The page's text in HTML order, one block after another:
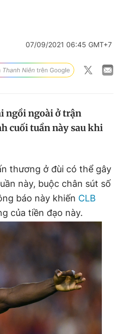
07/09/2021 06:45 GMT+7
ngồi ngoài ở trận
cuối tuần này sau khi
thương ở đùi có thể gây
này, buộc chân sút số
báo này khiến CLB
của tiền đạo này.